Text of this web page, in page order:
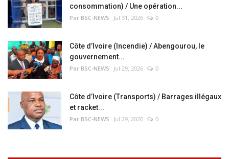
consommation) / Une opération...
Par BSC-NEWS Jul 31, 2026 0
Côte d’Ivoire (Incendie) / Abengourou, le
gouvernement...
Par BSC-NEWS Jul 29, 2026 0
Côte d’Ivoire (Transports) / Barrages illégaux
et racket...
Par BSC-NEWS Jul 29, 2026 0